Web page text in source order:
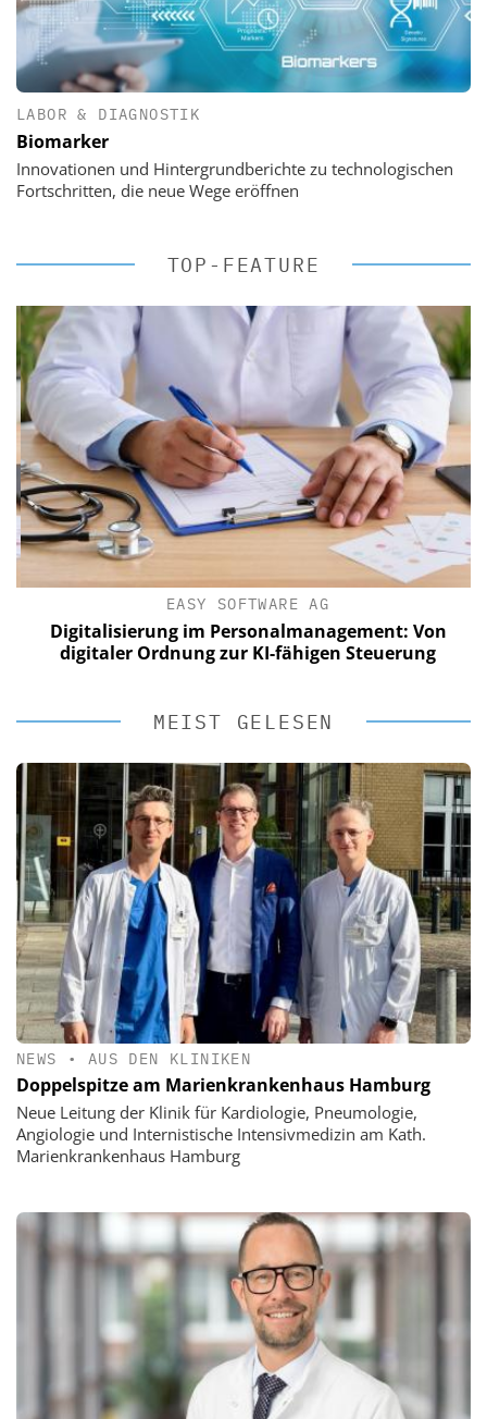
LABOR & DIAGNOSTIK
Biomarker
Innovationen und Hintergrundberichte zu technologischen
Fortschritten, die neue Wege eröffnen
TOP-FEATURE
EASY SOFTWARE AG
Digitalisierung im Personalmanagement: Von
digitaler Ordnung zur KI-fähigen Steuerung
MEIST GELESEN
NEWS • AUS DEN KLINIKEN
Doppelspitze am Marienkrankenhaus Hamburg
Neue Leitung der Klinik für Kardiologie, Pneumologie,
Angiologie und Internistische Intensivmedizin am Kath.
Marienkrankenhaus Hamburg